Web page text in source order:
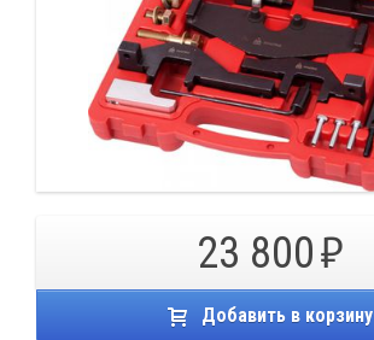
23 800
Добавить в корзину